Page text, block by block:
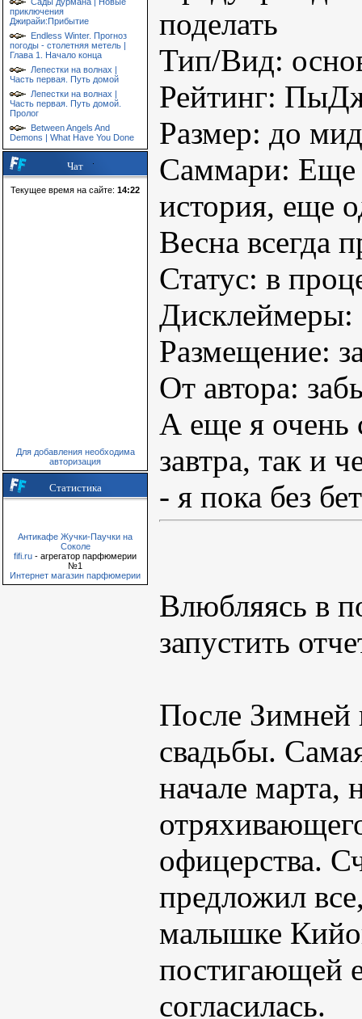
приключения
Джирайи:Прибытие
Endless Winter. Прогноз
погоды - столетняя метель |
Глава 1. Начало конца
Лепестки на волнах |
Часть первая. Путь домой
Лепестки на волнах |
Часть первая. Путь домой.
Пролог
Between Angels And
Demons | What Have You Done
Чат
Текущее время на сайте: 14:22
Для добавления необходима
авторизация
Статистика
Антикафе Жучки-Паучки на
Соколе
fifi.ru - агрегатор парфюмерии
№1
Интернет магазин парфюмерии
поделать
Тип/Вид:
Рейтинг:
Размер: до
Саммари: Еще
история, еще
Весна всегда
Статус: в
Дисклеймеры:
Размещение:
От автора:
А еще я очень
завтра, так и
- я пока без
Влюбляясь в
запустить
После Зимней
свадьбы.
начале марта,
офицерства.
предложил
малышке
постигающей
согласилась.